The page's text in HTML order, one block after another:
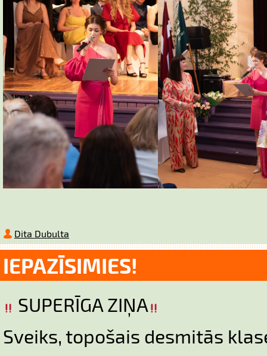
Dita Dubulta
IEPAZĪSIMIES!
SUPERĪGA ZIŅA
Sveiks, topošais desmitās